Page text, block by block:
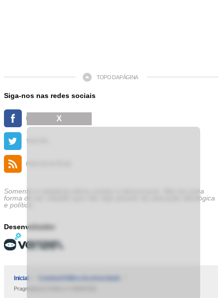
TOPO DA PÁGINA
Siga-nos nas redes sociais
FACEBOOK
TWITTER
FEED DE NOTÍCIAS
Somente a cidadania plena conduz à democracia. Não há outra
forma de ser cidadão que não seja através da educação ideológica
e política.
Desenvolvedor
Inicial
Pragmatismo Político © 2009/2025
X